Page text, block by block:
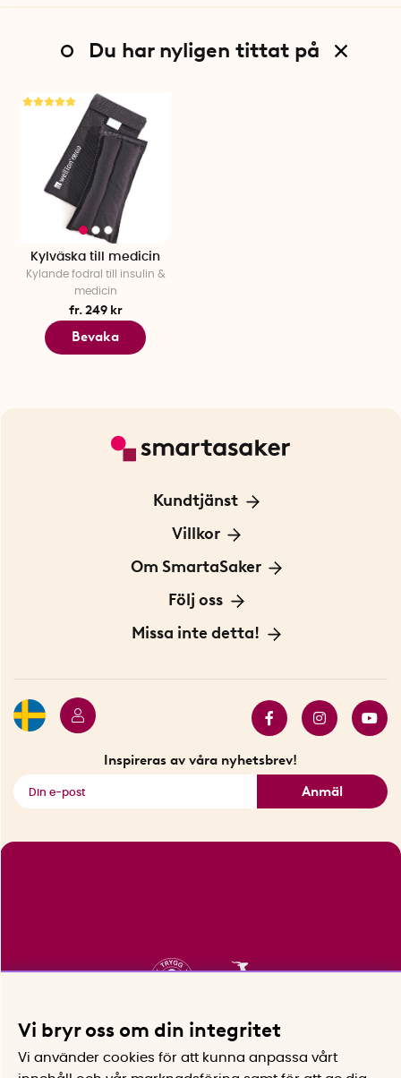
Du har nyligen tittat på
Kylväska till medicin
Kylande fodral till insulin &
medicin
fr. 249 kr
Bevaka
Kundtjänst
Kontakta oss
För Företag
Villkor
Frakt och leverans
Personuppgiftspolicy
Om SmartaSaker
Om oss
Vår historia
Följ oss
Blogg: Smarta tips
Missa inte detta!
Inspireras av våra nyhetsbrev!
Anmäl
Vi bryr oss om din integritet
Vi använder cookies för att kunna anpassa vårt